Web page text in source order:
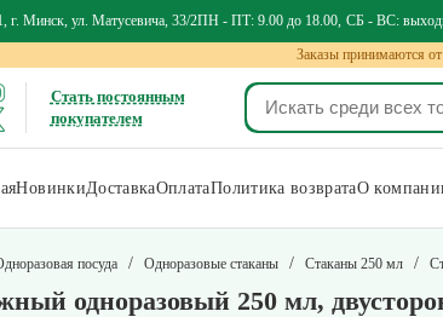
г. Минск, ул. Матусевича, 33/2ПН - ПТ: 9.00 до 18.00 СБ - ВС:
Заказы принимаются
Стать постоянным
покупателем
НовинкиДоставкаОплатаПолитика возвратаО
посуда / Одноразовые стаканы / Стаканы 250 мл /
одноразовый 250 мл,